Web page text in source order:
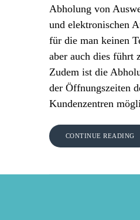
Abholung von
und elektronischen
für die man keinen
aber auch dies führt
Zudem ist die
der Öffnungszeiten
Kundenzentren
CONTINUE READING